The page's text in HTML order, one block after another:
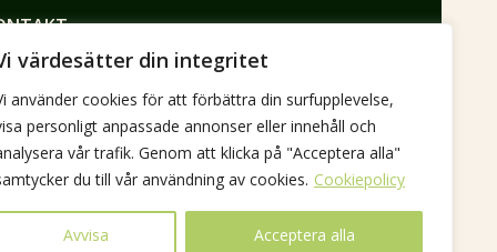
värdesätter din integritet
använder cookies för att förbättra din surfupplevelse,
personligt anpassade annonser eller innehåll och
vår trafik. Genom att klicka på "Acceptera alla"
du till vår användning av cookies. Cookiepolicy
Avvisa Acceptera alla
26